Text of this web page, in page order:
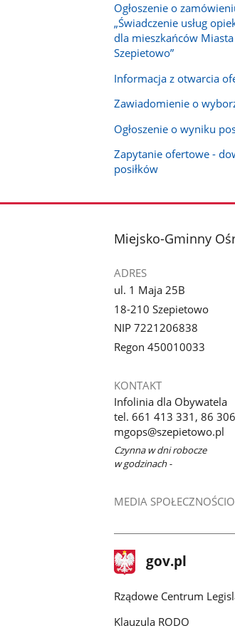
Ogłoszenie o
„Świadczenie usług
dla mieszkańców
Szepietowo”
Informacja z otwarcia
Zawiadomienie o
Ogłoszenie o wyniku
Zapytanie ofertowe -
posiłków
stopka
Miejsko-Gminny
ADRES
ul. 1 Maja 25B
18-210 Szepietowo
NIP 7221206838
Regon 450010033
KONTAKT
Infolinia dla Obywatela
tel. 661 413 331, 86
mgops@szepietowo.pl
Czynna w dni robocze
w godzinach -
MEDIA
stopka
gov.pl Strona
gov.pl
Rządowe Centrum
Klauzula RODO